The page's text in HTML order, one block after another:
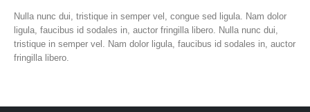
Nulla nunc dui, tristique in semper vel, congue sed ligula. Nam dolor
ligula, faucibus id sodales in, auctor fringilla libero. Nulla nunc dui,
tristique in semper vel. Nam dolor ligula, faucibus id sodales in, auctor
fringilla libero.